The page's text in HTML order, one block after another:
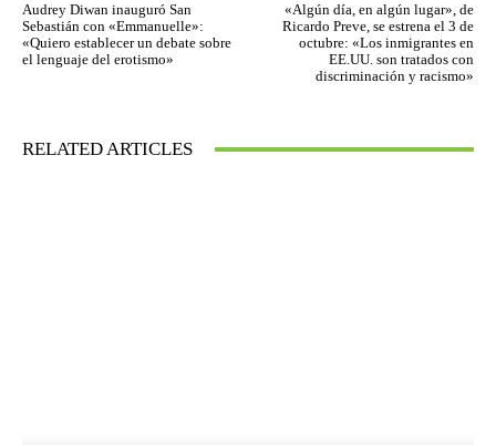
Audrey Diwan inauguró San
Sebastián con «Emmanuelle»:
«Quiero establecer un debate sobre
el lenguaje del erotismo»
«Algún día, en algún lugar», de
Ricardo Preve, se estrena el 3 de
octubre: «Los inmigrantes en
EE.UU. son tratados con
discriminación y racismo»
RELATED ARTICLES